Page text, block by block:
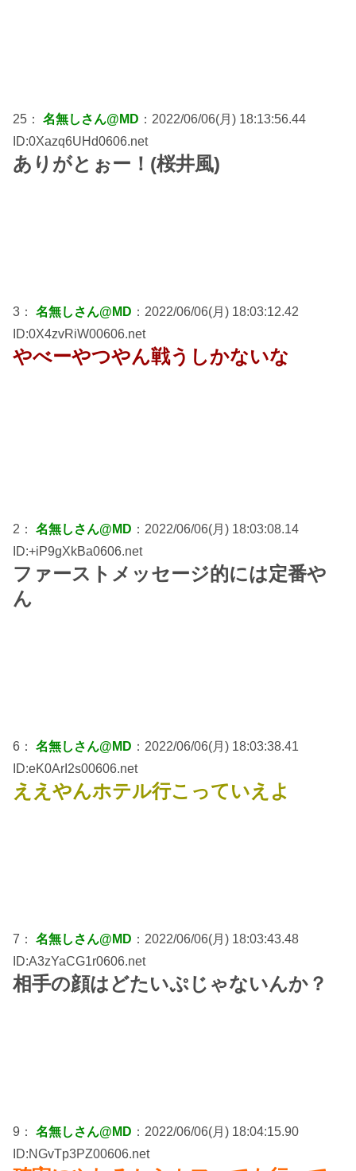
25： 名無しさん@MD ：2022/06/06(月) 18:13:56.44
ID:0Xazq6UHd0606.net
ありがとぉー！(桜井風)
3： 名無しさん@MD ：2022/06/06(月) 18:03:12.42
ID:0X4zvRiW00606.net
やべーやつやん戦うしかないな
2： 名無しさん@MD ：2022/06/06(月) 18:03:08.14
ID:+iP9gXkBa0606.net
ファーストメッセージ的には定番や
ん
6： 名無しさん@MD ：2022/06/06(月) 18:03:38.41
ID:eK0ArI2s00606.net
ええやんホテル行こっていえよ
7： 名無しさん@MD ：2022/06/06(月) 18:03:43.48
ID:A3zYaCG1r0606.net
相手の顔はどたいぷじゃないんか？
9： 名無しさん@MD ：2022/06/06(月) 18:04:15.90
ID:NGvTp3PZ00606.net